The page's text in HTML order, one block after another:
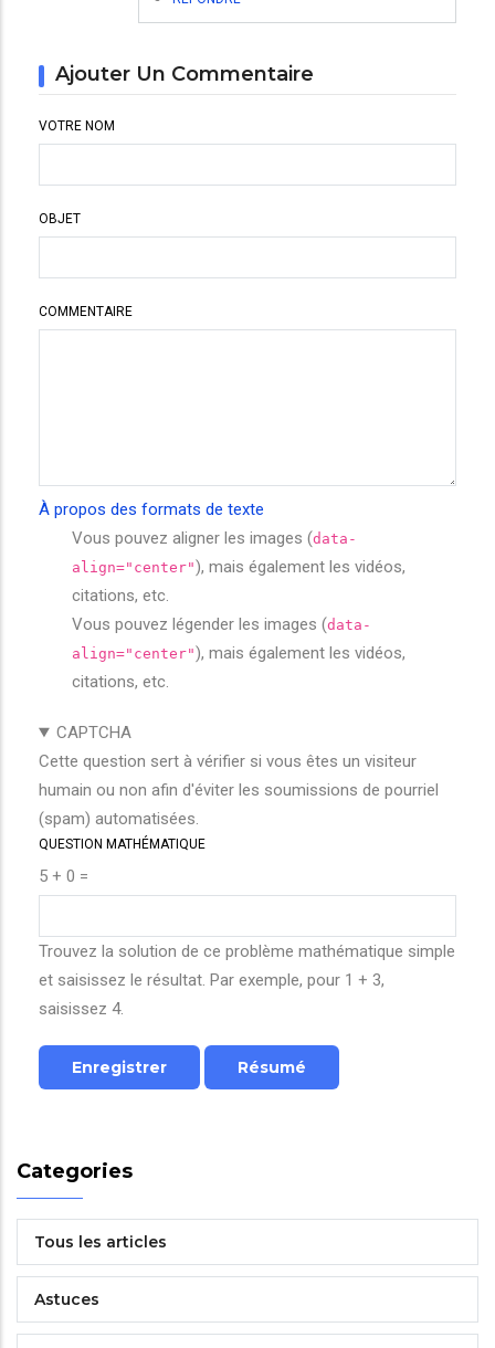
Ajouter Un Commentaire
VOTRE NOM
OBJET
COMMENTAIRE
À propos des formats de texte
Vous pouvez aligner les images (data-
align="center"), mais également les vidéos,
citations, etc.
Vous pouvez légender les images (data-
align="center"), mais également les vidéos,
citations, etc.
CAPTCHA
Cette question sert à vérifier si vous êtes un visiteur
humain ou non afin d'éviter les soumissions de pourriel
(spam) automatisées.
QUESTION MATHÉMATIQUE
5 + 0 =
Trouvez la solution de ce problème mathématique simple
et saisissez le résultat. Par exemple, pour 1 + 3,
saisissez 4.
Categories
Tous les articles
Astuces